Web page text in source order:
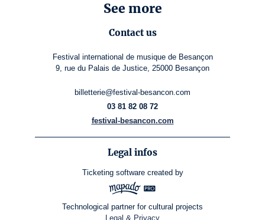
See more
Contact us
Festival international de musique de Besançon
9, rue du Palais de Justice, 25000 Besançon
billetterie@festival-besancon.com
03 81 82 08 72
festival-besancon.com
Legal infos
Ticketing software created by
Technological partner for cultural projects
Legal & Privacy